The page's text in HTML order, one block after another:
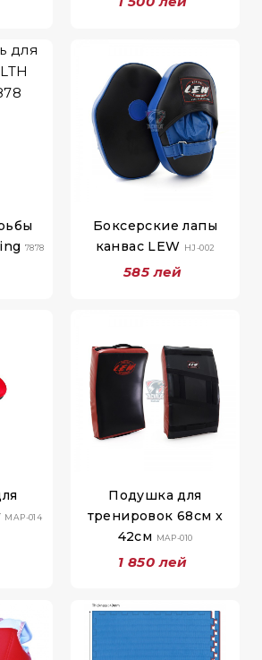
7878
Боксерские лапы
канвас LEW HJ-002
585 лей
MAP-014
Подушка для
тренировок 68см x
42см
MAP-010
1 850 лей